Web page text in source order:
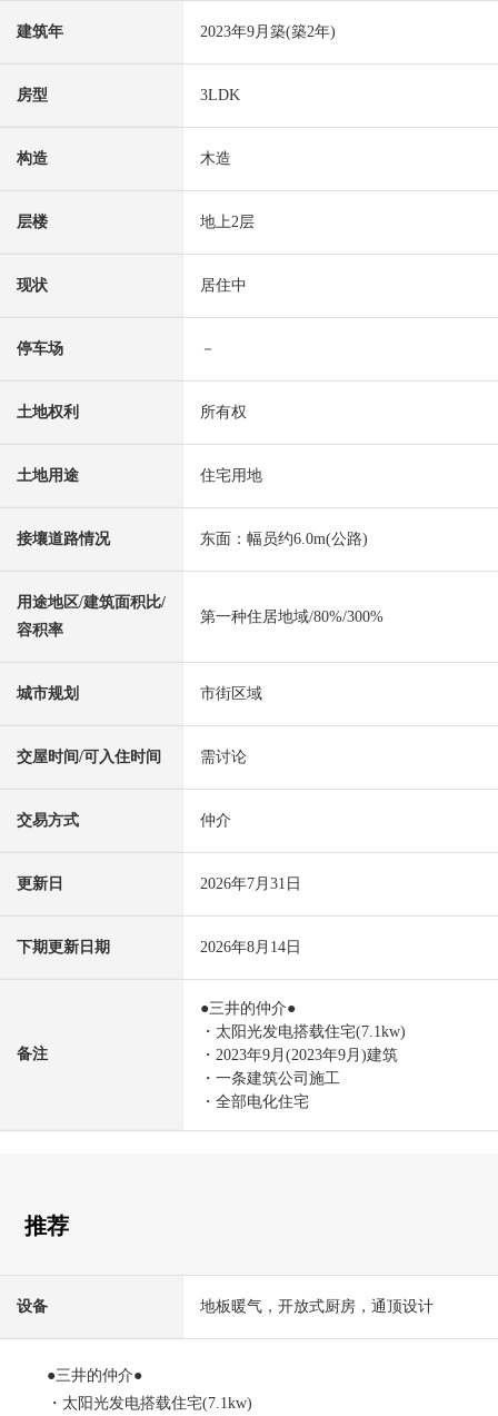
建筑年 2023年9月築(築2年)
房型 3LDK
构造 木造
层楼 地上2层
现状 居住中
停车场 －
土地权利 所有权
土地用途 住宅用地
接壤道路情况 东面：幅员约6.0m(公路)
用途地区/建筑面积比/
容积率
第一种住居地域/80%/300%
城市规划 市街区域
交屋时间/可入住时间 需讨论
交易方式 仲介
更新日 2026年7月31日
下期更新日期 2026年8月14日
备注
●三井的仲介●
・太阳光发电搭载住宅(7.1kw)
・2023年9月(2023年9月)建筑
・一条建筑公司施工
・全部电化住宅
推荐
设备 地板暖气，开放式厨房，通顶设计
●三井的仲介●
・太阳光发电搭载住宅(7.1kw)